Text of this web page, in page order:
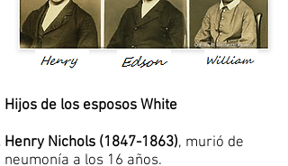
Hijos de los esposos White
Henry Nichols (1847-1863), murió de
neumonía a los 16 años.